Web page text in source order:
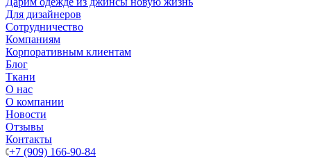
Для дизайнеров
Сотрудничество
Компаниям
Корпоративным клиентам
Блог
Ткани
О нас
О компании
Новости
Отзывы
Контакты
+7 (909) 166-90-84